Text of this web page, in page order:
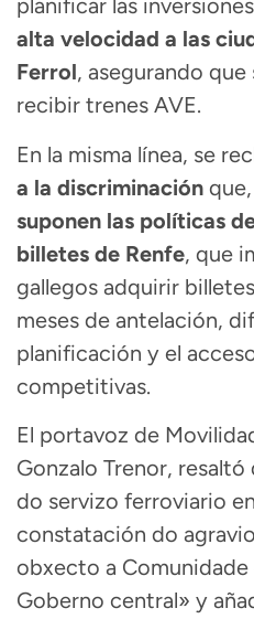
planificar las
alta velocidad a las
Ferrol, asegurando
recibir trenes AVE.
En la misma línea, se
a la discriminación
suponen las políticas
billetes de Renfe, que
gallegos adquirir
meses de antelación,
planificación y el
competitivas.
El portavoz de
Gonzalo Trenor,
do servizo ferroviario
constatación do
obxecto a
Goberno central» y